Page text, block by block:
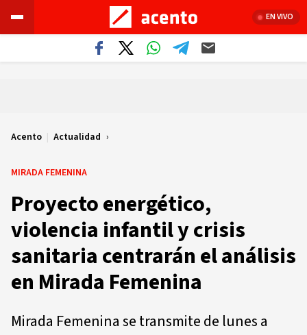
EN VIVO
Acento | Actualidad
MIRADA FEMENINA
Proyecto energético,
violencia infantil y crisis
sanitaria centrarán el análisis
en Mirada Femenina
Mirada Femenina se transmite de lunes a